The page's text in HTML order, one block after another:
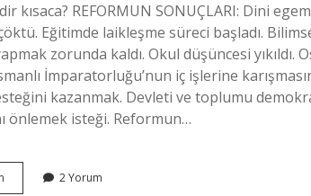
kısaca? REFORMUN SONUÇLARI: Dini
Eğitimde laikleşme süreci başladı.
zorunda kaldı. Okul düşüncesi
İmparatorluğu’nun iç işlerine
kazanmak. Devleti ve toplumu
önlemek isteği. Reformun…
Reformun
Hangi
2 Yorum